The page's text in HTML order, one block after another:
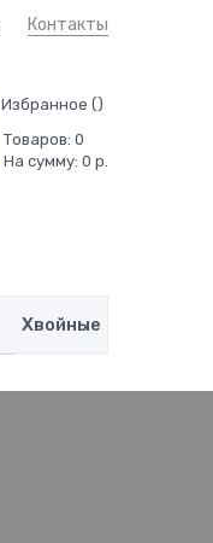
Контакты
Избранное
Товаров: 0
На сумму: 0 р.
Хвойные